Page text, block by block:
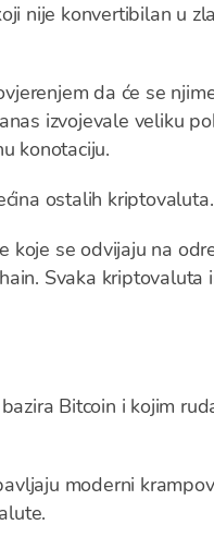
nije konvertibilan u
da će se
izvojevale veliku
konotaciju.
ostalih kriptovaluta.
koje se odvijaju na
Svaka kriptovaluta
Bitcoin i kojim
moderni